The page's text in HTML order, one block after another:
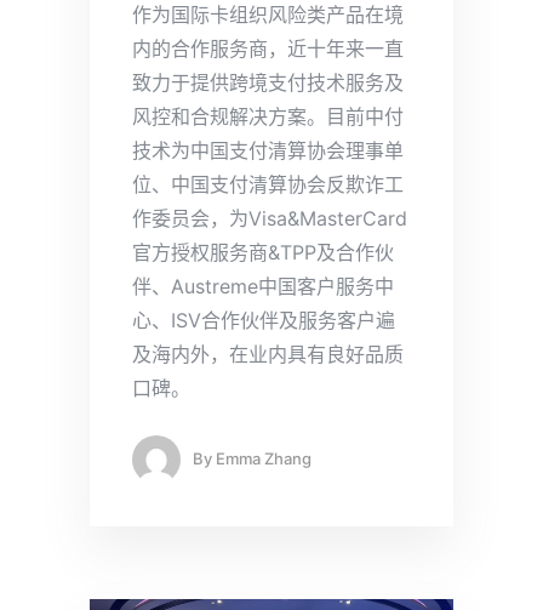
作为国际卡组织风险类产品在境
内的合作服务商，近十年来一直
致力于提供跨境支付技术服务及
风控和合规解决方案。目前中付
技术为中国支付清算协会理事单
位、中国支付清算协会反欺诈工
作委员会，为Visa&MasterCard
官方授权服务商&TPP及合作伙
伴、Austreme中国客户服务中
心、ISV合作伙伴及服务客户遍
及海内外，在业内具有良好品质
口碑。
By Emma Zhang